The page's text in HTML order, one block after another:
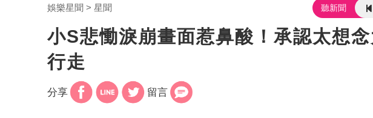
娛樂星聞 星聞 聽新聞
小S悲慟淚崩畫面惹鼻酸！承認太想
行走
分享 留言